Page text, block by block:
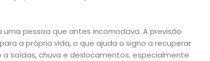
pessoa que antes incomodava. A previsão
a própria vida, o que ajuda o signo a recuperar
saídas, chuva e deslocamentos, especialmente